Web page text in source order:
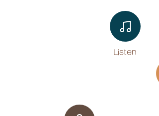
Listen​